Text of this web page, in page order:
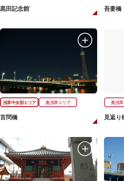
黒田記念館 吾妻橋
浅草中央部エリア 奥浅草エリア
言問橋
奥浅
見返り